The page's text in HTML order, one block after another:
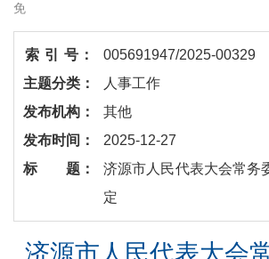
免
索 引 号：
005691947/2025-00329
主题分类：
人事工作
发布机构：
其他
发布时间：
2025-12-27
标 题：
济源市人民代表大会常务
定